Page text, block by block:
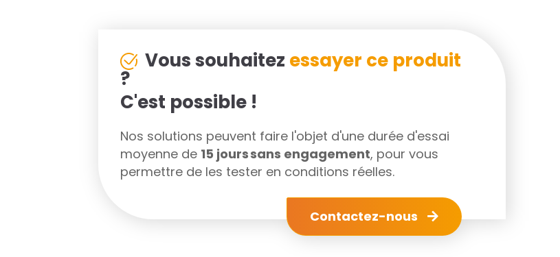
Vous souhaitez essayer ce produit
?
C'est possible !
Nos solutions peuvent faire l'objet d'une durée d'essai
moyenne de 15 jours sans engagement, pour vous
permettre de les tester en conditions réelles.
Contactez-nous